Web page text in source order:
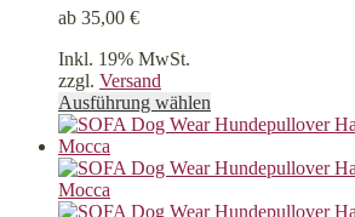
ab 35,00 €
Inkl. 19% MwSt.
zzgl. Versand
Ausführung wählen
Produkt
mehrere
auf.